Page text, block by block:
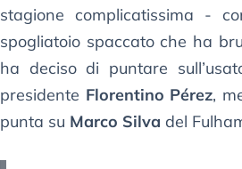
stagione complicatissima -
spogliatoio spaccato che ha
ha deciso di puntare
presidente Florentino Pérez,
punta su Marco Silva del